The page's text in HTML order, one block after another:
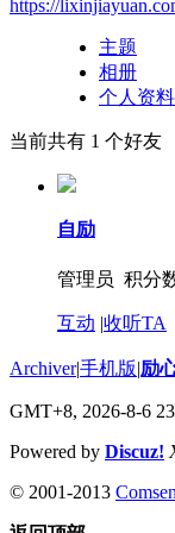
https://
主题
相册
个人资料
当前共有 1 个好友
自励
管理员 积分
互动 |收听TA
Archiver|手机版|励
GMT+8, 2026-8-6
Powered by Discuz!
© 2001-2013